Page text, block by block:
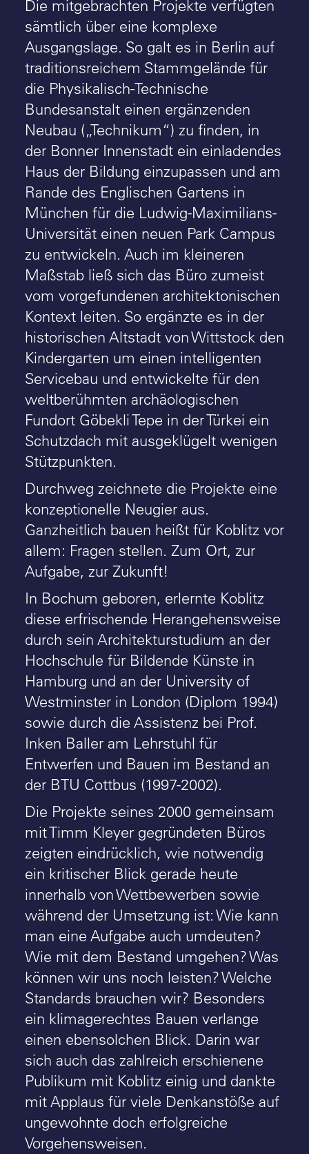
Die mitgebrachten Projekte verfügten
sämtlich über eine komplexe
Ausgangslage. So galt es in Berlin auf
traditionsreichem Stammgelände für
die Physikalisch-Technische
Bundesanstalt einen ergänzenden
Neubau („Technikum“) zu finden, in
der Bonner Innenstadt ein einladendes
Haus der Bildung einzupassen und am
Rande des Englischen Gartens in
München für die Ludwig-Maximilians-
Universität einen neuen Park Campus
zu entwickeln. Auch im kleineren
Maßstab ließ sich das Büro zumeist
vom vorgefundenen architektonischen
Kontext leiten. So ergänzte es in der
historischen Altstadt von Wittstock den
Kindergarten um einen intelligenten
Servicebau und entwickelte für den
weltberühmten archäologischen
Fundort Göbekli Tepe in der Türkei ein
Schutzdach mit ausgeklügelt wenigen
Stützpunkten.
Durchweg zeichnete die Projekte eine
konzeptionelle Neugier aus.
Ganzheitlich bauen heißt für Koblitz vor
allem: Fragen stellen. Zum Ort, zur
Aufgabe, zur Zukunft!
In Bochum geboren, erlernte Koblitz
diese erfrischende Herangehensweise
durch sein Architekturstudium an der
Hochschule für Bildende Künste in
Hamburg und an der University of
Westminster in London (Diplom 1994)
sowie durch die Assistenz bei Prof.
Inken Baller am Lehrstuhl für
Entwerfen und Bauen im Bestand an
der BTU Cottbus (1997-2002).
Die Projekte seines 2000 gemeinsam
mit Timm Kleyer gegründeten Büros
zeigten eindrücklich, wie notwendig
ein kritischer Blick gerade heute
innerhalb von Wettbewerben sowie
während der Umsetzung ist: Wie kann
man eine Aufgabe auch umdeuten?
Wie mit dem Bestand umgehen? Was
können wir uns noch leisten? Welche
Standards brauchen wir? Besonders
ein klimagerechtes Bauen verlange
einen ebensolchen Blick. Darin war
sich auch das zahlreich erschienene
Publikum mit Koblitz einig und dankte
mit Applaus für viele Denkanstöße auf
ungewohnte doch erfolgreiche
Vorgehensweisen.